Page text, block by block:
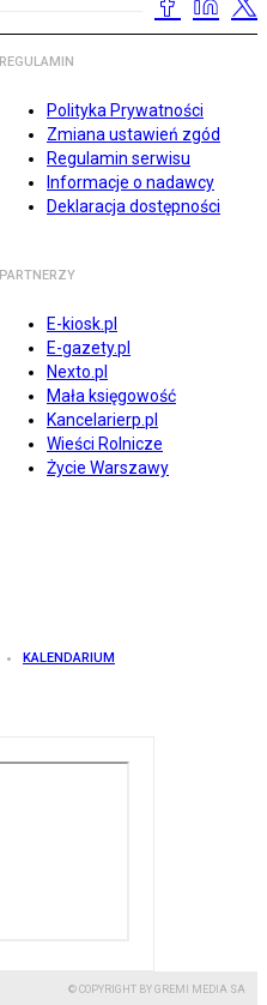
REGULAMIN
Polityka Prywatności
Zmiana ustawień zgód
Regulamin serwisu
Informacje o nadawcy
Deklaracja dostępności
PARTNERZY
E-kiosk.pl
E-gazety.pl
Nexto.pl
Mała księgowość
Kancelarierp.pl
Wieści Rolnicze
Życie Warszawy
KALENDARIUM
© COPYRIGHT BY GREMI MEDIA SA